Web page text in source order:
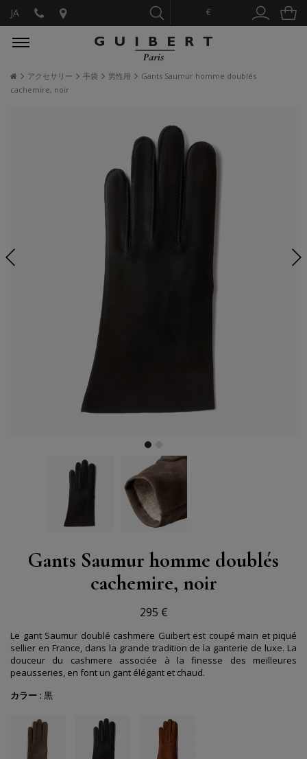
€
JA
アクセサリー 手袋 男性用
Gants Saumur homme doublés
cachemire, noir
Gants Saumur homme doublés
cachemire, noir
295 €
Le gant Saumur doublé cashmere Guibert est coupé main et piqué
sellier en France, dans la grande tradition de la ganterie de luxe. La
douceur du cashmere associée à la finesse des meilleures
peausseries, en font un gant élégant et chaud.
カラー : 黒